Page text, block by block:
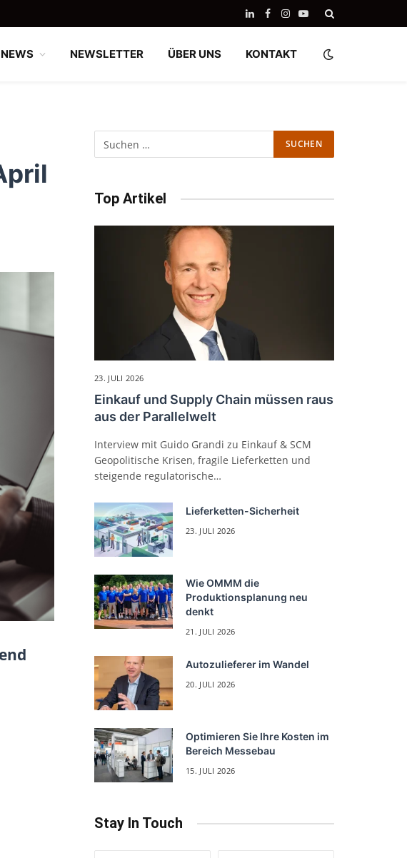
LinkedIn
Facebook
Instagram
YouTube
NEWS NEWSLETTER ÜBER UNS KONTAKT
Top Artikel
23. JULI 2026
Einkauf und Supply Chain müssen raus
aus der Parallelwelt
Interview mit Guido Grandi zu Einkauf & SCM
Geopolitische Krisen, fragile Lieferketten und
steigende regulatorische…
Lieferketten-Sicherheit
23. JULI 2026
Wie OMMM die
Produktionsplanung neu
denkt
21. JULI 2026
Autozulieferer im Wandel
20. JULI 2026
Optimieren Sie Ihre Kosten im
Bereich Messebau
15. JULI 2026
Stay In Touch